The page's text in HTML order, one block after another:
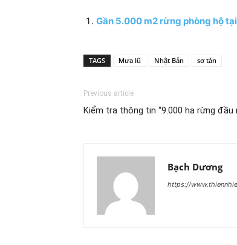
Gần 5.000 m2 rừng phòng hộ
TAGS Mưa lũ Nhật Bản sơ tán
Previous article
Kiểm tra thông tin “9.000 ha rừng đầu
Bạch Dương
https://